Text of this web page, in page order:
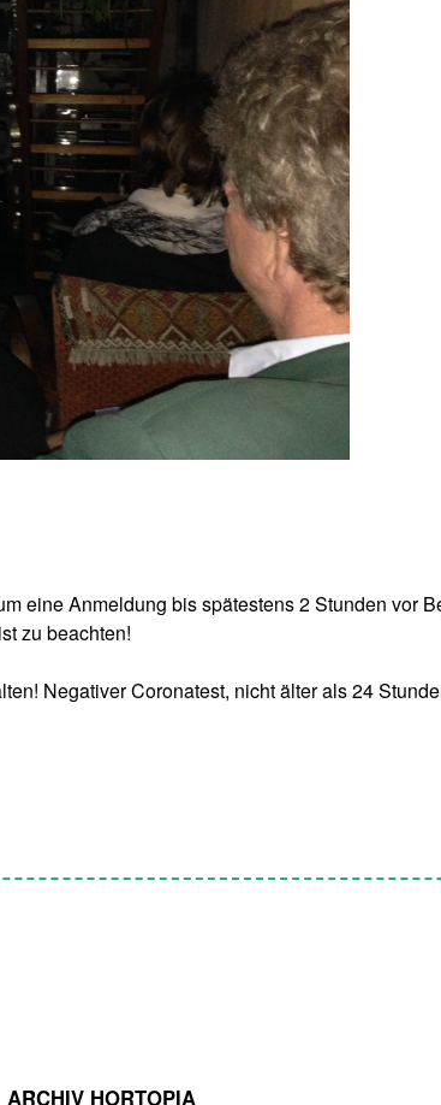
eine Anmeldung bis spätestens 2 Stunden vor
zu beachten!
Negativer Coronatest, nicht älter als 24
ARCHIV HORTOPIA